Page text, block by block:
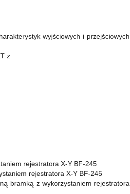
wyjściowych i przejściowych
z
rejestratora X-Y BF-245
rejestratora X-Y BF-245
bramką z wykorzystaniem rejestratora